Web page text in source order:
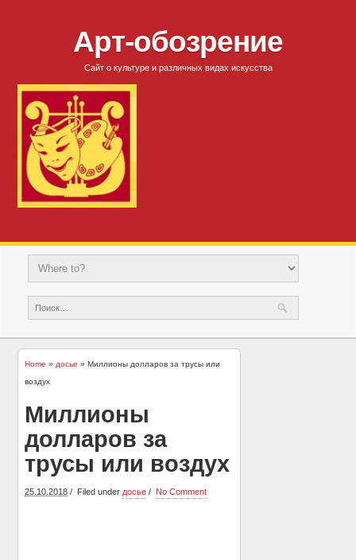
Арт-обозрение
Сайт о культуре и различных видах искусства
Home »досье » Миллионы долларов за трусы или
воздух
Миллионы
долларов за
трусы или воздух
25.10.2018 Filed under досье No Comment